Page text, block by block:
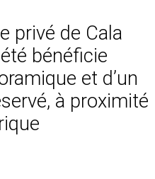
privé de Cala
bénéficie
et d’un
à proximité